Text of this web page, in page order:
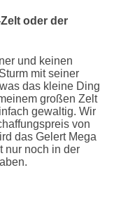
oder der
und keinen
mit seiner
das kleine Ding
großen Zelt
gewaltig. Wir
von
das Gelert Mega
nur noch in der